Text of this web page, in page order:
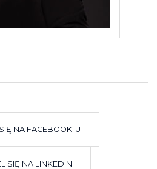
NA FACEBOOK-U
SIĘ NA LINKEDIN